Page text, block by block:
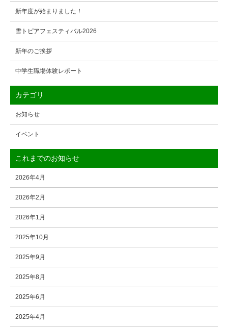
新年度が始まりました！
雪トピアフェスティバル2026
新年のご挨拶
中学生職場体験レポート
カテゴリ
お知らせ
イベント
これまでのお知らせ
2026年4月
2026年2月
2026年1月
2025年10月
2025年9月
2025年8月
2025年6月
2025年4月